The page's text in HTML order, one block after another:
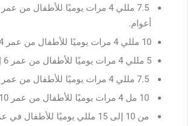
أعوام.
10 مللي 4 مرات يوميًا للأطفال من عمر 4 إلى 6 سنوات.
5 مللي 4 مرات يوميًا للأطفال من عمر 6 إلى 8 سنوات.